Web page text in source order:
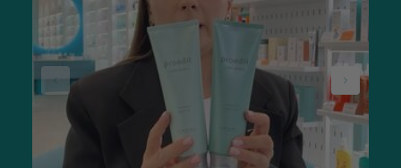
Серия Black-is-White — линейка отбеливающих зубных паст
с активированным углем. Они устраняют изменение цвета
зубной эмали, возвращая естественную белизну.
Отбеливающие средства содержат гидроксиапатит,
оказывающий укрепляющее действие, восстанавливающий
структуру эмали.
Если вы интересуетесь, где купить изделия от Curaprox,
обращайтесь в интернет-магазин SISTERS и заказывайте
товар онлайн. Мы доставим вашу покупку по Украине в
сжатые сроки.